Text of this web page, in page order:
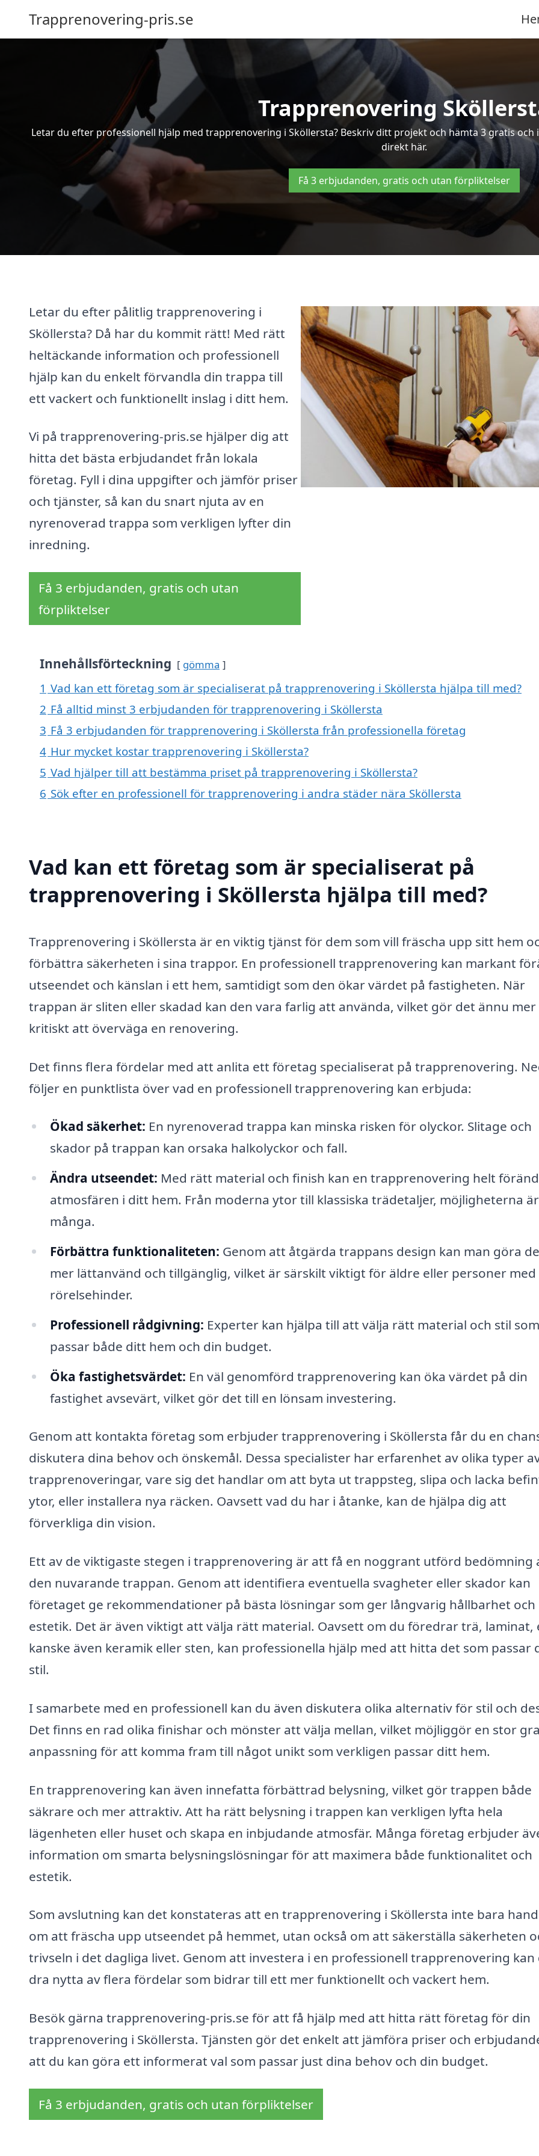
Trapprenovering-pris.se
Trapprenovering
Letar du efter professionell hjälp med trapprenovering i Sköllersta? Beskriv ditt projekt och hämta 3 gratis
direkt här.
Få 3 erbjudanden, gratis och utan förpliktelser
Letar du efter pålitlig trapprenovering i
Sköllersta? Då har du kommit rätt! Med rätt
heltäckande information och professionell
hjälp kan du enkelt förvandla din trappa till
ett vackert och funktionellt inslag i ditt hem.
Vi på trapprenovering-pris.se hjälper dig att
hitta det bästa erbjudandet från lokala
företag. Fyll i dina uppgifter och jämför priser
och tjänster, så kan du snart njuta av en
nyrenoverad trappa som verkligen lyfter din
inredning.
Få 3 erbjudanden, gratis och utan
förpliktelser
Innehållsförteckning gömma
1 Vad kan ett företag som är specialiserat på trapprenovering i Sköllersta hjälpa till med?
2 Få alltid minst 3 erbjudanden för trapprenovering i Sköllersta
3 Få 3 erbjudanden för trapprenovering i Sköllersta från professionella företag
4 Hur mycket kostar trapprenovering i Sköllersta?
5 Vad hjälper till att bestämma priset på trapprenovering i Sköllersta?
6 Sök efter en professionell för trapprenovering i andra städer nära Sköllersta
Vad kan ett företag som är specialiserat på
trapprenovering i Sköllersta hjälpa till med?
Trapprenovering i Sköllersta är en viktig tjänst för dem som vill fräscha upp sitt hem
förbättra säkerheten i sina trappor. En professionell trapprenovering kan markant
utseendet och känslan i ett hem, samtidigt som den ökar värdet på fastigheten. När
trappan är sliten eller skadad kan den vara farlig att använda, vilket gör det ännu mer
kritiskt att överväga en renovering.
Det finns flera fördelar med att anlita ett företag specialiserat på trapprenovering.
följer en punktlista över vad en professionell trapprenovering kan erbjuda:
Ökad säkerhet: En nyrenoverad trappa kan minska risken för olyckor. Slitage och
skador på trappan kan orsaka halkolyckor och fall.
Ändra utseendet: Med rätt material och finish kan en trapprenovering helt
atmosfären i ditt hem. Från moderna ytor till klassiska trädetaljer, möjligheterna är
många.
Förbättra funktionaliteten: Genom att åtgärda trappans design kan man göra
mer lättanvänd och tillgänglig, vilket är särskilt viktigt för äldre eller personer med
rörelsehinder.
Professionell rådgivning: Experter kan hjälpa till att välja rätt material och stil som
passar både ditt hem och din budget.
Öka fastighetsvärdet: En väl genomförd trapprenovering kan öka värdet på din
fastighet avsevärt, vilket gör det till en lönsam investering.
Genom att kontakta företag som erbjuder trapprenovering i Sköllersta får du en
diskutera dina behov och önskemål. Dessa specialister har erfarenhet av olika typer
trapprenoveringar, vare sig det handlar om att byta ut trappsteg, slipa och lacka
ytor, eller installera nya räcken. Oavsett vad du har i åtanke, kan de hjälpa dig att
förverkliga din vision.
Ett av de viktigaste stegen i trapprenovering är att få en noggrant utförd bedömning
den nuvarande trappan. Genom att identifiera eventuella svagheter eller skador kan
företaget ge rekommendationer på bästa lösningar som ger långvarig hållbarhet och
estetik. Det är även viktigt att välja rätt material. Oavsett om du föredrar trä, laminat,
kanske även keramik eller sten, kan professionella hjälp med att hitta det som passar
stil.
I samarbete med en professionell kan du även diskutera olika alternativ för stil och
Det finns en rad olika finishar och mönster att välja mellan, vilket möjliggör en stor
anpassning för att komma fram till något unikt som verkligen passar ditt hem.
En trapprenovering kan även innefatta förbättrad belysning, vilket gör trappen både
säkrare och mer attraktiv. Att ha rätt belysning i trappen kan verkligen lyfta hela
lägenheten eller huset och skapa en inbjudande atmosfär. Många företag erbjuder
information om smarta belysningslösningar för att maximera både funktionalitet och
estetik.
Som avslutning kan det konstateras att en trapprenovering i Sköllersta inte bara
om att fräscha upp utseendet på hemmet, utan också om att säkerställa säkerheten
trivseln i det dagliga livet. Genom att investera i en professionell trapprenovering kan
dra nytta av flera fördelar som bidrar till ett mer funktionellt och vackert hem.
Besök gärna trapprenovering-pris.se för att få hjälp med att hitta rätt företag för din
trapprenovering i Sköllersta. Tjänsten gör det enkelt att jämföra priser och
att du kan göra ett informerat val som passar just dina behov och din budget.
Få 3 erbjudanden, gratis och utan förpliktelser